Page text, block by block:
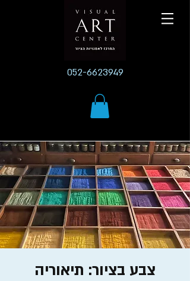
052-6623949
צבע בציור: תיאוריה